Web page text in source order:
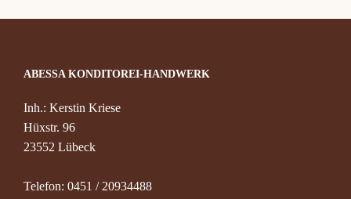
ABESSA KONDITOREI-HANDWERK
Inh.: Kerstin Kriese
Hüxstr. 96
23552 Lübeck
Telefon: 0451 / 20934488